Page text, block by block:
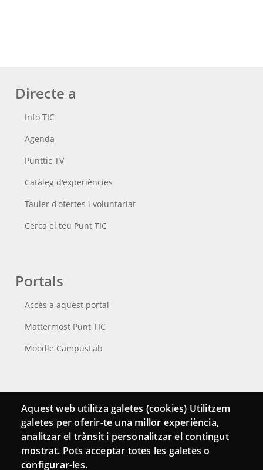
Directe a
Info TIC
Agenda
Punttic TV
Catàleg d'experiències
Tauler d'ofertes i voluntariat
Cerca el teu Punt TIC
Portals
Accés a aquest portal
Mattermost Punt TIC
Moodle CampusLab
Connecta
Bustia de contacte
Butlletins
Aquest web utilitza galetes (cookies) Utilitzem
galetes per oferir-te una millor experiència,
analitzar el trànsit i personalitzar el contingut
mostrat. Pots acceptar totes les galetes o
configurar-les.